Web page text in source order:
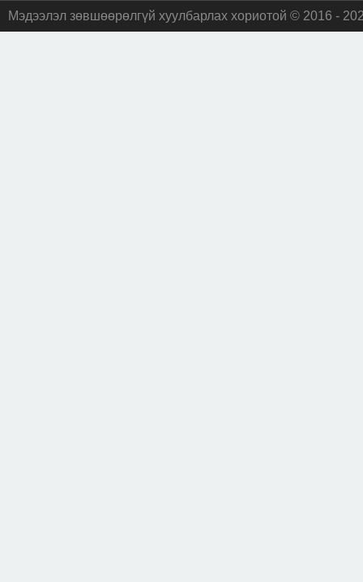
Мэдээлэл зөвшөөрөлгүй хуулбарлах хориотой © 2016 -